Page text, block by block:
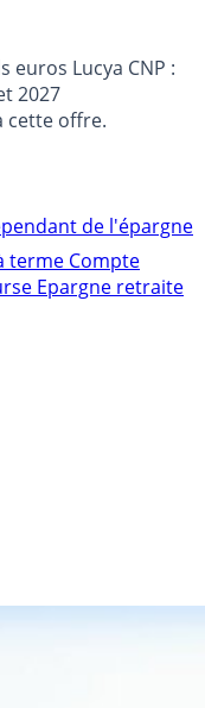
euros Lucya CNP :
2027
cette offre.
de l'épargne
terme Compte
Epargne retraite